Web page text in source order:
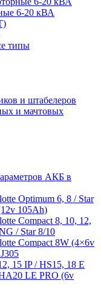
6-20 кВА
типы
и штабелеров
и мачтовых
АКБ в
Optimum 6, 8 / Star
105Ah)
Compact 8, 10, 12,
/ Star 8/10
Compact 8W (4×6v
15 IP / HS15, 18 E
LE PRO (6v